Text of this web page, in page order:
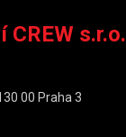
s.r.o.
00 Praha 3